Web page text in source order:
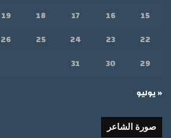
15
16
17
18
19
22
23
24
25
26
29
30
31
« يوليو
صورة الشاعر